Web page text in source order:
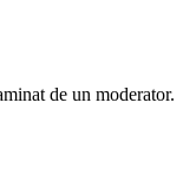
de un moderator.